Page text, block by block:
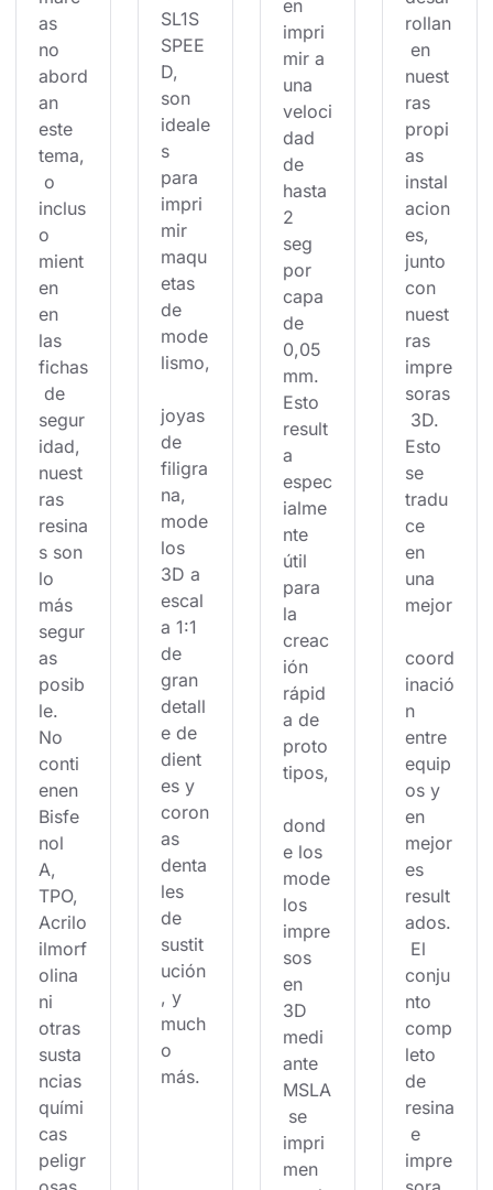
as
no
abord
an
este
tema,
o
inclus
o
mient
en
en
las
fichas
de
segur
idad,
nuest
ras
resina
s son
lo
más
segur
as
posib
le.
No
conti
enen
Bisfe
nol
A,
TPO,
Acrilo
ilmorf
olina
ni
otras
susta
ncias
quími
cas
peligr
SL1S
SPEE
D,
son
ideale
s
para
impri
mir
maqu
etas
de
mode
lismo,
joyas
de
filigra
na,
mode
los
3D a
escal
a 1:1
de
gran
detall
e de
dient
es y
coron
as
denta
les
de
sustit
ución
, y
much
o
más.
en
impri
mir a
una
veloci
dad
de
hasta
2
seg
por
capa
de
0,05
mm.
Esto
result
a
espec
ialme
nte
útil
para
la
creac
ión
rápid
a de
proto
tipos,
dond
e los
mode
los
impre
sos
en
3D
medi
ante
MSLA
se
impri
men
rollan
en
nuest
ras
propi
as
instal
acion
es,
junto
con
nuest
ras
impre
soras
3D.
Esto
se
tradu
ce
en
una
mejor
coord
inació
n
entre
equip
os y
en
mejor
es
result
ados.
El
conju
nto
comp
leto
de
resina
e
impre